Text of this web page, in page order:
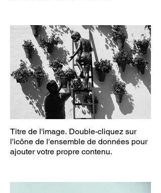
Titre de l'image. Double-cliquez sur
l'icône de l'ensemble de données pour
ajouter votre propre contenu.